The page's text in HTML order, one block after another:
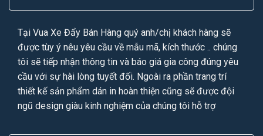
Tại Vua Xe Đẩy Bán Hàng quý anh/chị khách hàng sẽ
được tùy ý nêu yêu cầu về mẫu mã, kích thước .. chúng
tôi sẽ tiếp nhận thông tin và báo giá gia công đúng yêu
cầu với sự hài lòng tuyết đối. Ngoài ra phần trang trí
thiết kế sản phẩm dán in hoàn thiện cũng sẽ được đội
ngũ design giàu kinh nghiệm của chúng tôi hỗ trợ